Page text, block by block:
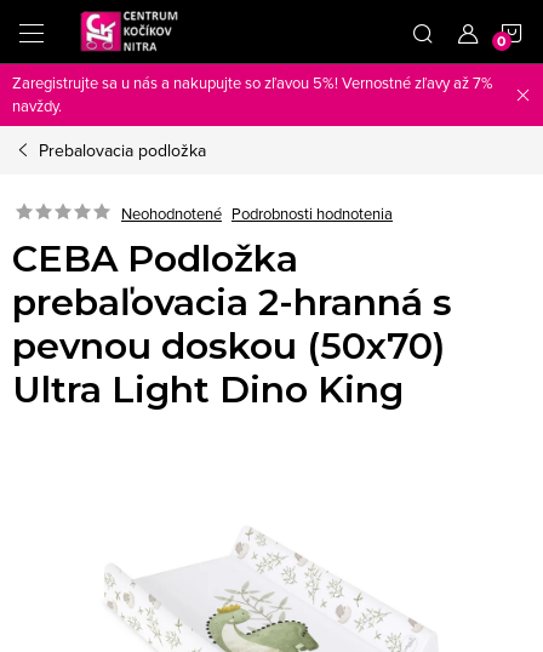
obsah
Zaregistrujte sa u nás a nakupujte so zľavou 5%! Vernostné zľavy až 7%
navždy.
Prebalovacia podložka
Neohodnotené Podrobnosti hodnotenia
CEBA Podložka
prebaľovacia 2-hranná s
pevnou doskou (50x70)
Ultra Light Dino King